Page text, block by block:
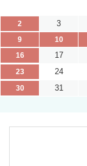
2
3
9
10
16
17
23
24
30
31